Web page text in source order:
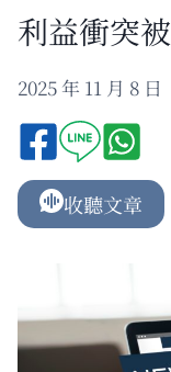
利益衝突
2025 年 11 月 8 日
收聽文章